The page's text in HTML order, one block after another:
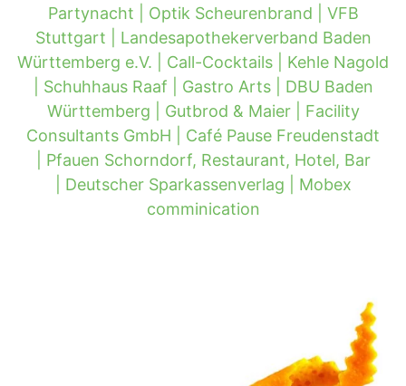
Partynacht | Optik Scheurenbrand | VFB
Stuttgart | Landesapothekerverband Baden
Württemberg e.V. | Call-Cocktails | Kehle Nagold
Schuhhaus Raaf | Gastro Arts | DBU Baden
Württemberg | Gutbrod & Maier | Facility
Consultants GmbH | Café Pause Freudenstadt
Pfauen Schorndorf, Restaurant, Hotel, Bar
Deutscher Sparkassenverlag | Mobex
comminication